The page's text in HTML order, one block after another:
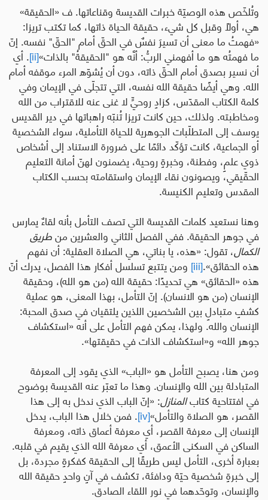
وتُلخّصهذه الوصيّة خبرات القديسة وقناعاتها. ف«الحقيقة»
هي، أولاً وقبل كل شيء، حقيقة الحياة ذاتها، كما تكتب تريزا:
«فهمتُ ما معنى أن تسيرَ نفسٌ في الحقّ أمام "الحقّ" نفسه. إنّ
ما فهمتُه هو ما أفهمني الربُّ: أنَّه هو "الحقيقةُ" بالذات»[ii] . أي
أن نسير بصدق أمام الحقّ ذاته، دون أن يُشوّه المرء موقفه أمام
الله. وهي أيضًا حقيقة الله نفسه، التي تتجلّى في الإيمان وفي
كلمة الكتاب المقدّس، كزادٍ روحيٍّ لا غنى عنه للاقتراب من الله
ومخاطبته. ولذلك، حين كانت تريزا تُنبّه راهباتها في دير القديس
يوسف إلى المتطلّبات الجوهرية للحياة التأملية، سواء الشخصية
أو الجماعية، كانت تؤكّد دائمًا على ضرورة الاستناد إلى أشخاص
ذوي علمٍ، وفطنة، وخبرةٍ روحية، يضمنون لهنّ أمانة التعليم
الحقّيقي، ويصونون نقاء الإيمان واستقامته بحسب الكتاب
المقدس وتعليم الكنيسة.
وهنا نستعيد كلمات القديسة التي تصف التأمل بأنه لقاءٌ يمارس
في جوهر الحقيقة.ففي الفصل الثاني والعشرين منطريق
الكمال، تقول: «هذه، يا بناتي، هي الصلاة العقلية: أن نفهم
هذه الحقائق».[iii] ومن يتتبع تسلسل أفكار هذا الفصل، يدرك أنّ
هذه «الحقائق» هي تحديدًا: حقيقة الله (من هو الله)، وحقيقة
الإنسان (من هو الانسان). إنّ التأمل، بهذا المعنى، هو عملية
كشفٍ متبادلٍ بين الشخصين اللذين يلتقيان في صدق المحبة:
الإنسان والله. ولهذا، يمكن فهم التأمل على أنه «استكشاف
جوهر الله» و«استكشاف الذات في حقيقتها».
ومن هنا، يصبح التأمل هو «الباب» الذي يقود إلى المعرفة
المتبادلة بين الله والإنسان. وهذا ما تعبّر عنه القديسة بوضوح
في افتتاحية كتابالمنازل:
«إنّ الباب الذي ندخل به إلى هذا
القصر، هو الصلاة والتأمل»[iv] . فمن خلال هذا الباب، يدخل
الإنسان إلى معرفة القصر، أي معرفة أعماق ذاته، ومعرفة
الساكن في السكنى الأعمق، أي معرفة الله الذي يقيم في قلبه.
بعبارة أخرى، التأمل ليس طريقًا إلى الحقيقة كفكرةٍ مجردة، بل
إلى خبرةٍ شخصية حيّة ودافئة، تكشف في آنٍ واحدٍ حقيقة الله
والإنسان، وتوحّدهما في نور اللقاء الصادق.